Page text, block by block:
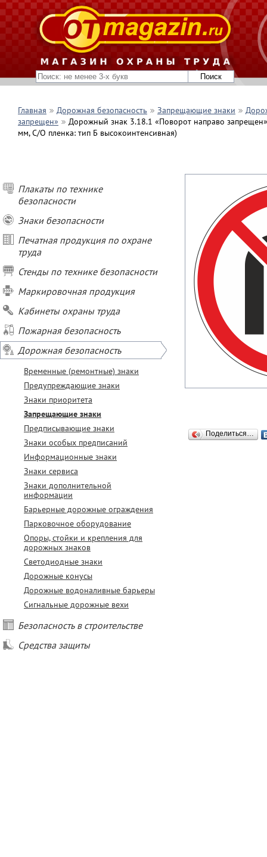
Главная Дорожная безопасность Запрещающие знаки
запрещен»
Дорожный знак 3.18.1 «Поворот направо
мм, С/О пленка: тип Б высокоинтенсивная)
Плакаты по технике
безопасности
Знаки безопасности
Печатная продукция по охране
труда
Стенды по технике безопасности
Маркировочная продукция
Кабинеты охраны труда
Пожарная безопасность
Дорожная безопасность
Временные (ремонтные) знаки
Предупреждающие знаки
Знаки приоритета
Запрещающие знаки
Предписывающие знаки
Знаки особых предписаний
Информационные знаки
Знаки сервиса
Знаки дополнительной
информации
Барьерные дорожные ограждения
Парковочное оборудование
Опоры, стойки и крепления для
дорожных знаков
Светодиодные знаки
Дорожные конусы
Дорожные водоналивные барьеры
Сигнальные дорожные вехи
Безопасность в строительстве
Средства защиты
Поделиться…